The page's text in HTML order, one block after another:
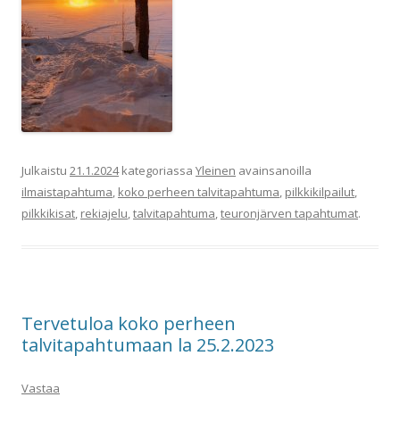
Julkaistu 21.1.2024kategoriassa Yleinen avainsanoilla
ilmaistapahtuma, koko perheen talvitapahtuma, pilkkikilpailut,
pilkkikisat, rekiajelu,talvitapahtuma,teuronjärven tapahtumat.
Tervetuloa koko perheen
talvitapahtumaan la 25.2.2023
Vastaa